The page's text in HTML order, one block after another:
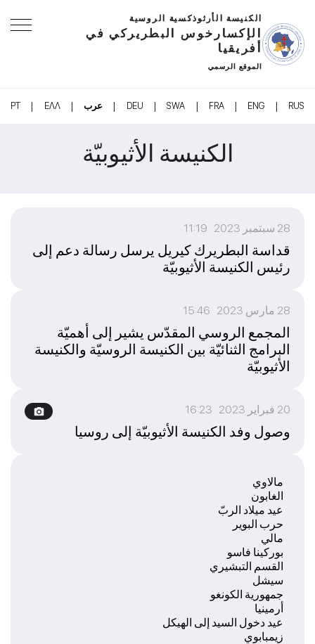
الكنيسة الأرثوذكسية الروسية
الإكسارخوس البطريركي في
أفريقيا
الموقع الرسمي
RUS
|
ENG
|
FRA
|
SWA
|
DEU
| عرب |
ΕΛΛ
|
PT
الكنيسة الأثيوبيّة
مالاوي
الغابون
عيد ميلاد الربّ
حرب البوير
مالي
بوركينا فاسو
القسم التبشيري
سيشل
جمهورية الكونغو
أرمينيا
عيد دخول السيد إلى الهيكل
زيمبابوي
28 سبتمبر 2023 11:19
قداسة البطريرك كيريل يرسل رسالة دعم إلى
رئيس الكنيسة الأثيوبيّة
28 مارس 2023 15:46
المجمع الروسي المقدّس يشير إلى أهميّة
البرامج الثنائيّة بين الكنيسة الروسيّة والكنيسة
الأثيوبيّة
20 فبراير 2023 16:23
وصول وفد الكنيسة الأثيوبيّة إلى روسيا